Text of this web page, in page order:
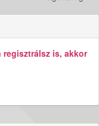
regisztrálsz is, akkor